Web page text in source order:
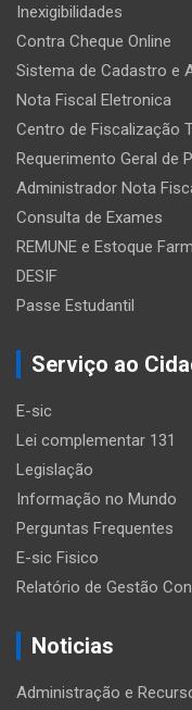
Inexigibilidades
Contra Cheque Online
Sistema de Cadastro e
Nota Fiscal Eletronica
Centro de Fiscalização
Requerimento Geral de
Administrador Nota
Consulta de Exames
REMUNE e Estoque
DESIF
Passe Estudantil
Serviço ao
E-sic
Lei complementar 131
Legislação
Informação no Mundo
Perguntas Frequentes
E-sic Fisico
Relatório de Gestão
Noticias
Administração e